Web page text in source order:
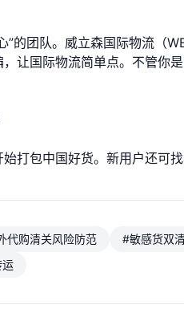
的团队。威立森国际物流（
让国际物流简单点。不管你
打包中国好货。新用户还可
代购清关风险防范
#敏感货双
运